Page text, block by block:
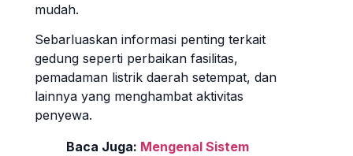
mudah.
Sebarluaskan informasi penting terkait
gedung seperti perbaikan fasilitas,
pemadaman listrik daerah setempat, dan
lainnya yang menghambat aktivitas
penyewa.
Baca Juga: Mengenal Sistem